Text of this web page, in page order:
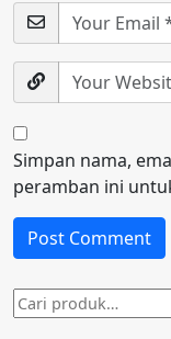
Simpan nama,
peramban ini
Pencarian
untuk: